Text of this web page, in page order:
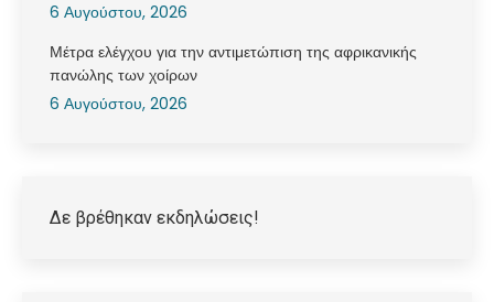
6 Αυγούστου, 2026
Μέτρα ελέγχου για την αντιμετώπιση της αφρικανικής
πανώλης των χοίρων
6 Αυγούστου, 2026
Δε βρέθηκαν εκδηλώσεις!